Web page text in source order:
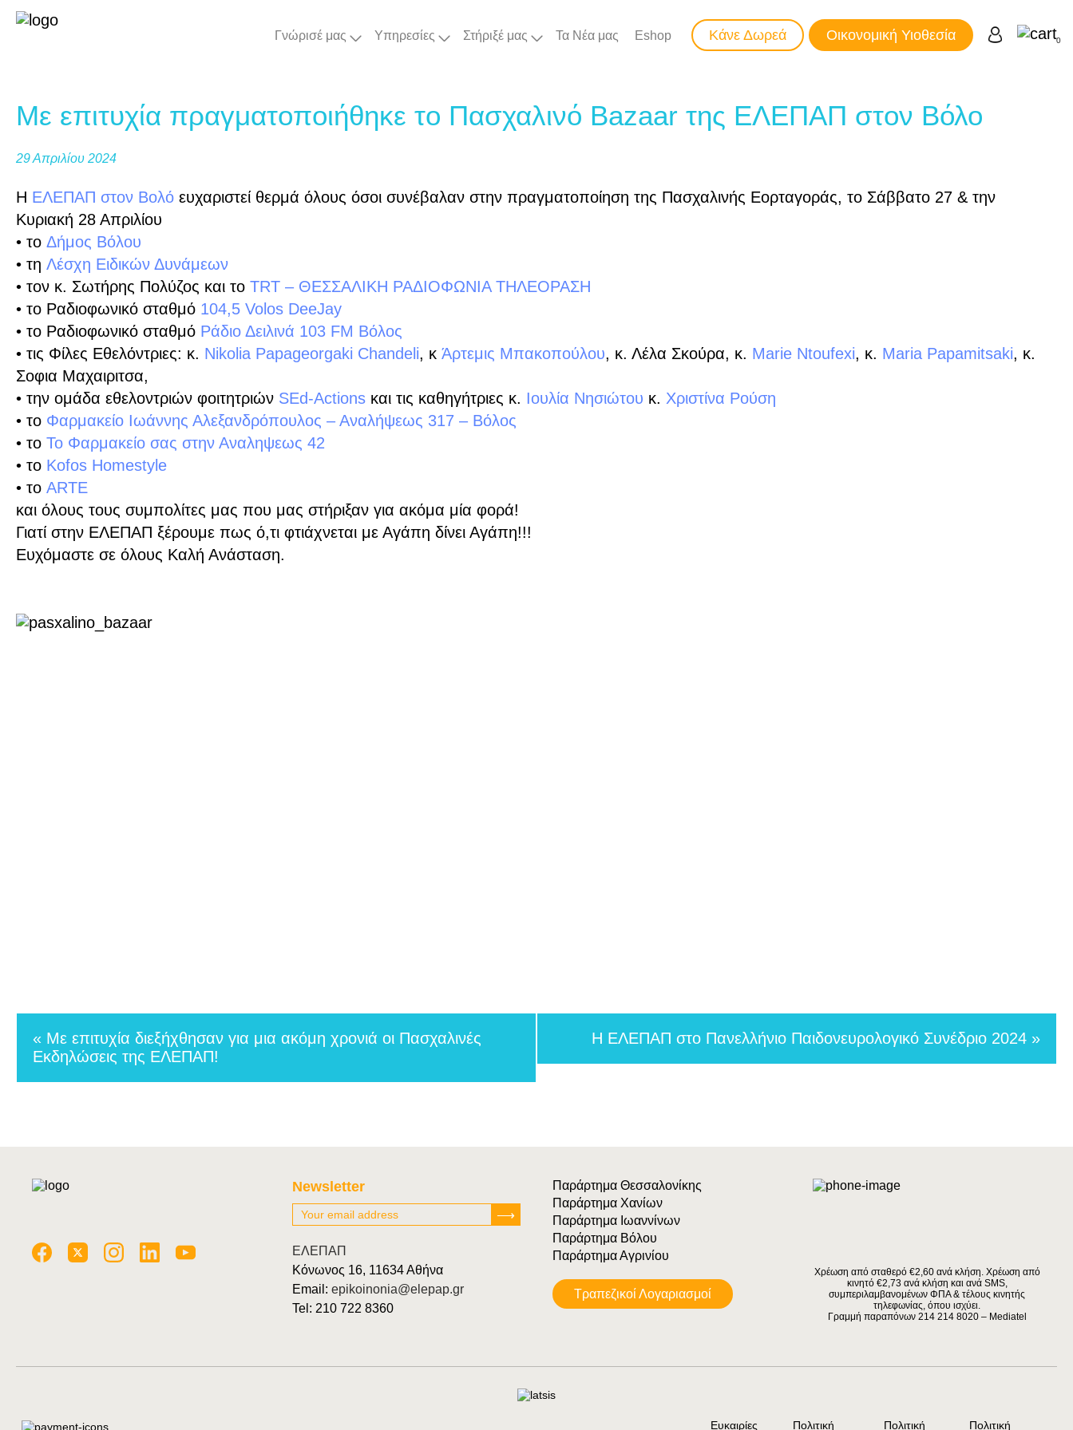
Γνώρισέ μας Υπηρεσίες Στήριξέ μας Τα Νέα μας Eshop Κάνε Δωρεά Οικονομική Υιοθεσία 0
Με επιτυχία πραγματοποιήθηκε το Πασχαλινό Bazaar της ΕΛΕΠΑΠ στον Βόλο
29 Απριλίου 2024
Η ΕΛΕΠΑΠ στον Βολό ευχαριστεί θερμά όλους όσοι συνέβαλαν στην πραγματοποίηση της Πασχαλινής Εορταγοράς, το Σάββατο 27 & την
Κυριακή 28 Απριλίου
• το Δήμος Βόλου
• τη Λέσχη Ειδικών Δυνάμεων
• τον κ. Σωτήρης Πολύζος και το TRT – ΘΕΣΣΑΛΙΚΗ ΡΑΔΙΟΦΩΝΙΑ ΤΗΛΕΟΡΑΣΗ
• το Ραδιοφωνικό σταθμό 104,5 Volos DeeJay
• το Ραδιοφωνικό σταθμό Ράδιο Δειλινά 103 FM Βόλος
• τις Φίλες Εθελόντριες: κ. Nikolia Papageorgaki Chandeli, κ Άρτεμις Μπακοπούλου, κ. Λέλα Σκούρα, κ. Marie Ntoufexi, κ. Maria Papamitsaki, κ.
Σοφια Μαχαιριτσα,
• την ομάδα εθελοντριών φοιτητριών SEd-Actions και τις καθηγήτριες κ. Ιουλία Νησιώτου κ. Χριστίνα Ρούση
• το Φαρμακείο Ιωάννης Αλεξανδρόπουλος – Αναλήψεως 317 – Βόλος
• το Το Φαρμακείο σας στην Αναληψεως 42
• το Kofos Homestyle
• το ARTE
και όλους τους συμπολίτες μας που μας στήριξαν για ακόμα μία φορά!
Γιατί στην ΕΛΕΠΑΠ ξέρουμε πως ό,τι φτιάχνεται με Αγάπη δίνει Αγάπη!!!
Ευχόμαστε σε όλους Kαλή Ανάσταση.
« Με επιτυχία διεξήχθησαν για μια ακόμη χρονιά οι Πασχαλινές
Εκδηλώσεις της ΕΛΕΠΑΠ!
H ΕΛΕΠΑΠ στο Πανελλήνιο Παιδονευρολογικό Συνέδριο 2024 »
Newsletter
ΕΛΕΠΑΠ
Κόνωνος 16, 11634 Αθήνα
Email: epikoinonia@elepap.gr
Tel: 210 722 8360
Παράρτημα Θεσσαλονίκης
Παράρτημα Χανίων
Παράρτημα Ιωαννίνων
Παράρτημα Βόλου
Παράρτημα Αγρινίου
Tραπεζικοί Λογαριασμοί
Χρέωση από σταθερό €2,60 ανά κλήση. Χρέωση από
κινητό €2,73 ανά κλήση και ανά SMS,
συμπεριλαμβανομένων ΦΠΑ & τέλους κινητής
τηλεφωνίας, όπου ισχύει.
Γραμμή παραπόνων 214 214 8020 – Mediatel
Ευκαιρίες Πολιτική Πολιτική Πολιτική